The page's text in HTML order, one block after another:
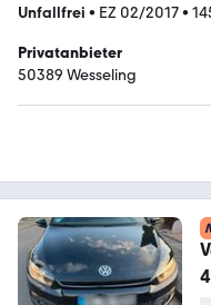
Unfallfrei • EZ 02/2017•
Privatanbieter
50389 Wesseling